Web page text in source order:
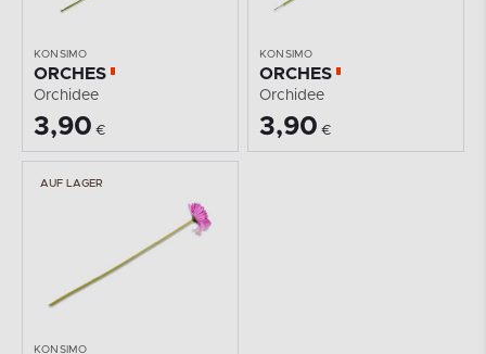
KONSIMO
ORCHES
Orchidee
3,90 €
KONSIMO
ORCHES
Orchidee
3,90 €
AUF LAGER
KONSIMO